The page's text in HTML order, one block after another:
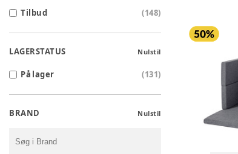
Tilbud (148)
LAGERSTATUS Nulstil
På lager (131)
BRAND Nulstil